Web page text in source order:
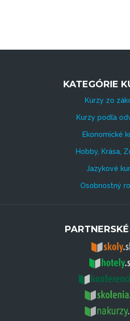
KATEGÓRIE
Kurzy zo
Kurzy podľa
Ekonomické
Hobby, Krása,
Jazykové
Osobnostný